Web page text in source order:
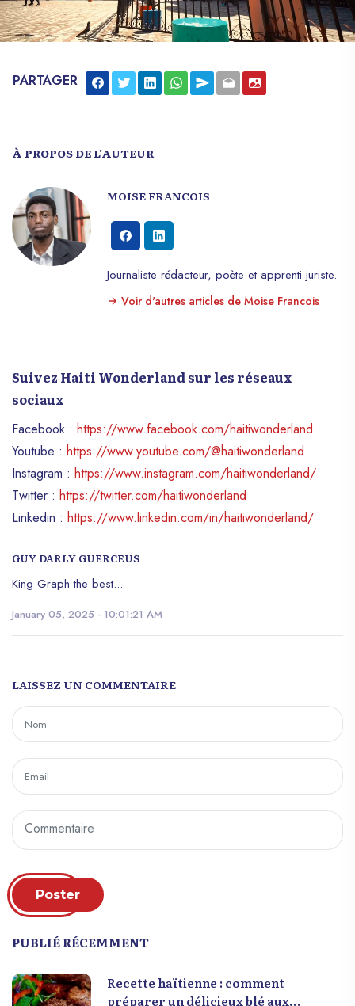
PARTAGER
À PROPOS DE L'AUTEUR
MOISE FRANCOIS
Journaliste rédacteur, poète et apprenti juriste.
Voir d'autres articles de Moise Francois
Suivez Haiti Wonderland sur les réseaux
sociaux
Facebook : https://www.facebook.com/haitiwonderland
Youtube : https://www.youtube.com/@haitiwonderland
Instagram : https://www.instagram.com/haitiwonderland/
Twitter : https://twitter.com/haitiwonderland
Linkedin : https://www.linkedin.com/in/haitiwonderland/
GUY DARLY GUERCEUS
King Graph the best...
January 05, 2025 - 10:01:21 AM
LAISSEZ UN COMMENTAIRE
Poster
PUBLIÉ RÉCEMMENT
Recette haïtienne : comment
préparer un délicieux blé aux